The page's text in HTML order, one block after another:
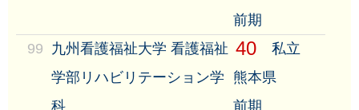
前期
99 九州看護福祉大学 看護福祉
学部リハビリテーション学
科
40
私立
熊本県
前期